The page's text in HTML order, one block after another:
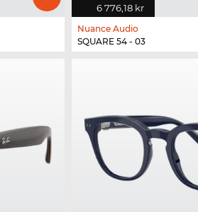
6 776,18 kr
Nuance Audio
SQUARE 54 - 03